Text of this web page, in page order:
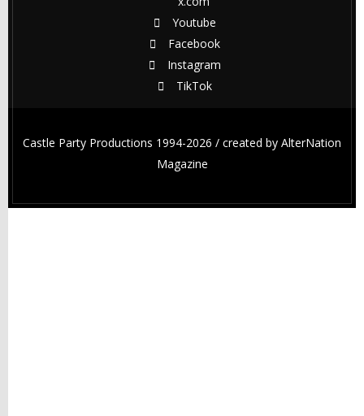
Youtube
Facebook
Instagram
TikTok
Castle Party Productions 1994-2026 / created by AlterNation
Magazine